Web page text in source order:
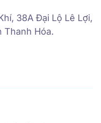
38A Đại Lộ Lê Lợi,
Thanh Hóa.